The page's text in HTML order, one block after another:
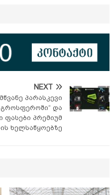
NEXT
მწვანე პარასკევი
და
ფასები პრემიუმ
ხელსაწყოებზე